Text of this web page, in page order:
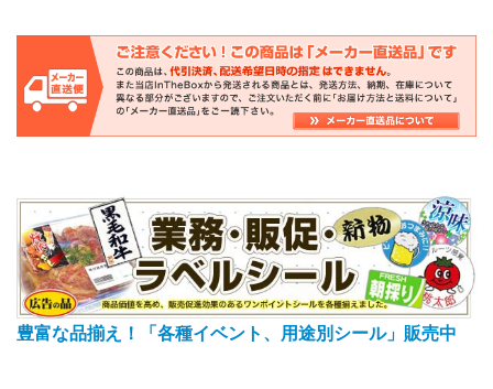
豊富な品揃え！「各種イベント、用途別シール」販売中